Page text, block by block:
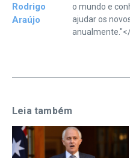
Rodrigo
Araújo
o mundo e
ajudar os
Leia também